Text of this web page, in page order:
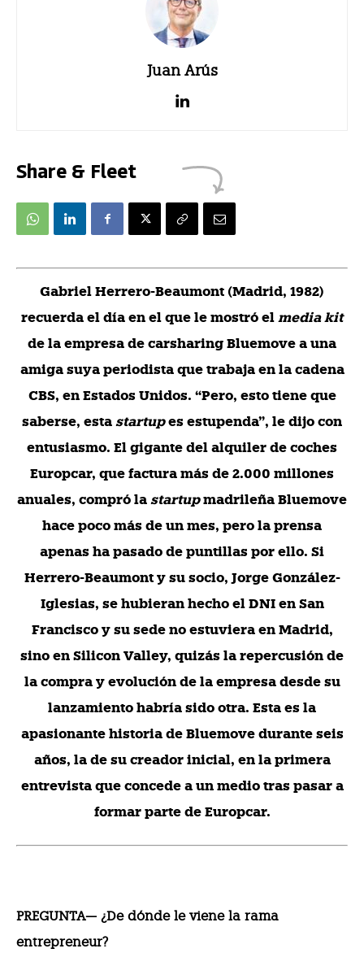
Juan Arús
Share & Fleet
Gabriel Herrero-Beaumont (Madrid, 1982)
recuerda el día en el que le mostró elmedia kit
de la empresa de carsharing Bluemove a una
amiga suya periodista que trabaja en la cadena
CBS, en Estados Unidos. “Pero, esto tiene que
saberse, estastartupes estupenda”, le dijo con
entusiasmo. El gigante del alquiler de coches
Europcar, que factura más de 2.000 millones
anuales, compró lastartupmadrileña Bluemove
hace poco más de un mes, pero la prensa
apenas ha pasado de puntillas por ello. Si
Herrero-Beaumont y su socio, Jorge González-
Iglesias, se hubieran hecho el DNI en San
Francisco y su sede no estuviera en Madrid,
sino en Silicon Valley, quizás la repercusión de
la compra y evolución de la empresa desde su
lanzamiento habría sido otra. Esta es la
apasionante historia de Bluemove durante seis
años, la de su creador inicial, en la primera
entrevista que concede a un medio tras pasar a
formar parte de Europcar.
PREGUNTA— ¿De dónde le viene la rama
entrepreneur?